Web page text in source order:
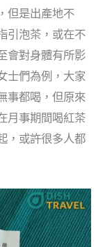
但是出產地不
引泡茶，或在不
會對身體有所影
士們為例，大家
事都喝，但原來
月事期間喝紅茶
，或許很多人都